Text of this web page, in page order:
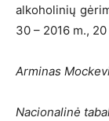
alkoholinių
30 – 2016 m.,
Arminas
Nacionalinė